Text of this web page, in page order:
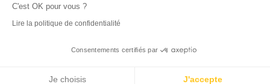
C'est OK pour vous ?
Lire la politique de confidentialité
Consentements certifiés par
Je choisis J'accepte
les webradios RIFFX
en exclusivité sur VIBES le titre de la révé